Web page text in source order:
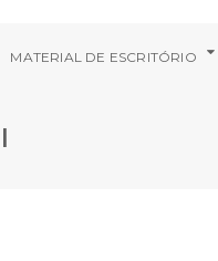
MATERIAL DE ESCRITÓRIO